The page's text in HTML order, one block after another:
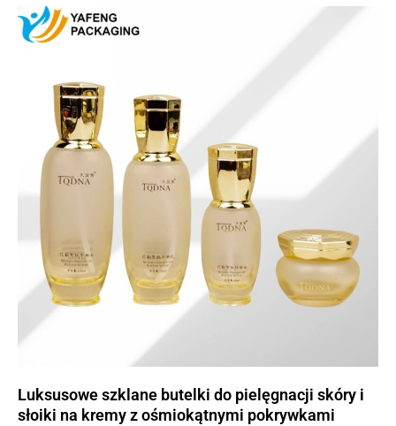
Luksusowe szklane butelki do pielęgnacji skóry i
słoiki na kremy z ośmiokątnymi pokrywkami